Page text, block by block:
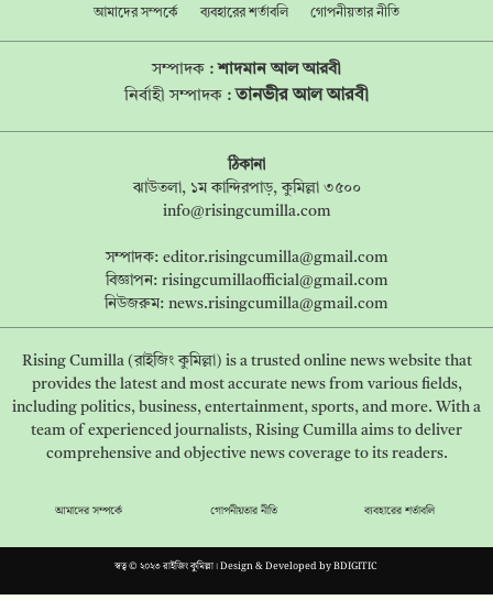
আমাদের সম্পর্কে ব্যবহারের শর্তাবলি গোপনীয়তার নীতি
সম্পাদক :শাদমান আল আরবী
নির্বাহী সম্পাদক : তানভীর আল আরবী
ঠিকানা
ঝাউতলা, ১ম কান্দিরপাড়, কুমিল্লা ৩৫০০
info@risingcumilla.com
সম্পাদক: editor.risingcumilla@gmail.com
বিজ্ঞাপন: risingcumillaofficial@gmail.com
নিউজরুম: news.risingcumilla@gmail.com
Rising Cumilla (রাইজিং কুমিল্লা) is a trusted online news website that
provides the latest and most accurate news from various fields,
including politics, business, entertainment, sports, and more. With a
team of experienced journalists, Rising Cumilla aims to deliver
comprehensive and objective news coverage to its readers.
আমাদের সম্পর্কে গোপনীয়তার নীতি ব্যবহারের শর্তাবলি
স্বত্ব © ২০২৩ রাইজিং কুমিল্লা। Design & Developed byBDIGITIC